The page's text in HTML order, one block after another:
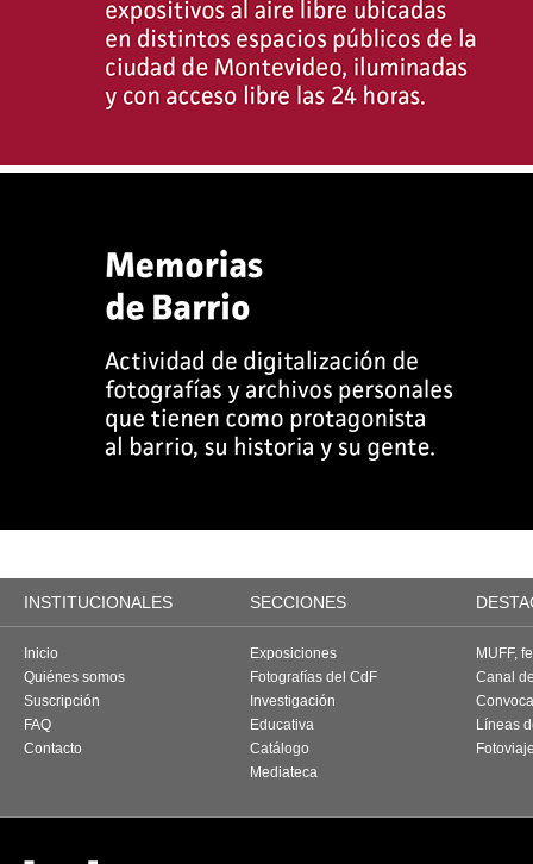
INSTITUCIONALES SECCIONES
Inicio
Quiénes somos
Suscripción
FAQ
Contacto
Exposiciones
Fotografías del CdF
Investigación
Educativa
Catálogo
Mediateca
MUFF,
Canal
Líneas